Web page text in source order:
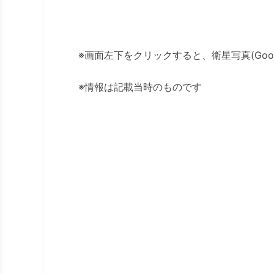
※画面左下をクリックすると、衛星写真
※情報は記載当時のものです